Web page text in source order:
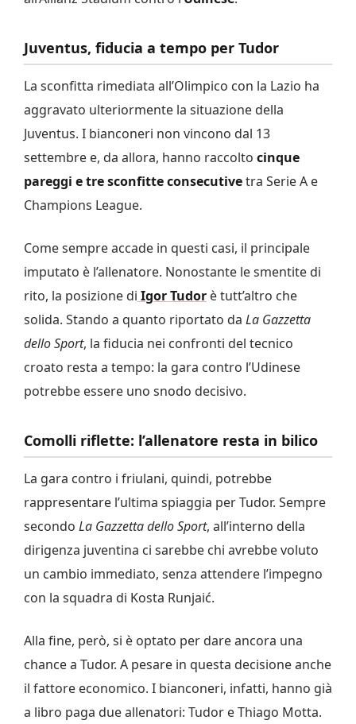
Juventus, fiducia a tempo per Tudor
La sconfitta rimediata all’Olimpico con la Lazio ha
aggravato ulteriormente la situazione della
Juventus. I bianconeri non vincono dal 13
settembre e, da allora, hanno raccolto cinque
pareggi e tre sconfitte consecutivetra Serie A e
Champions League.
Come sempre accade in questi casi, il principale
imputato è l’allenatore. Nonostante le smentite di
rito, la posizione di Igor Tudor è tutt’altro che
solida. Stando a quanto riportato da La Gazzetta
dello Sport, la fiducia nei confronti del tecnico
croato resta a tempo: la gara contro l’Udinese
potrebbe essere uno snodo decisivo.
Comolli riflette: l’allenatore resta in bilico
La gara contro i friulani, quindi, potrebbe
rappresentare l’ultima spiaggia per Tudor. Sempre
secondo La Gazzetta dello Sport, all’interno della
dirigenza juventina ci sarebbe chi avrebbe voluto
un cambio immediato, senza attendere l’impegno
con la squadra di Kosta Runjaić.
Alla fine, però, si è optato per dare ancora una
chance a Tudor. A pesare in questa decisione anche
il fattore economico. I bianconeri, infatti, hanno già
a libro paga due allenatori: Tudor e Thiago Motta.